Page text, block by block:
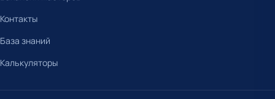
Контакты
База знаний
Калькуляторы